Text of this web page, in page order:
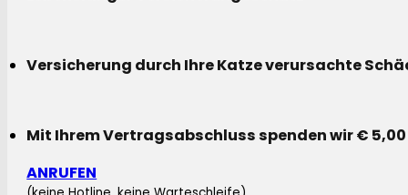
Versicherung durch Ihre Katze verursachte
Mit Ihrem Vertragsabschluss spenden wir €
ANRUFEN